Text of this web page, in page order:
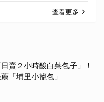
查看更多
賣２小時酸白菜包子」！
「埔里小籠包」